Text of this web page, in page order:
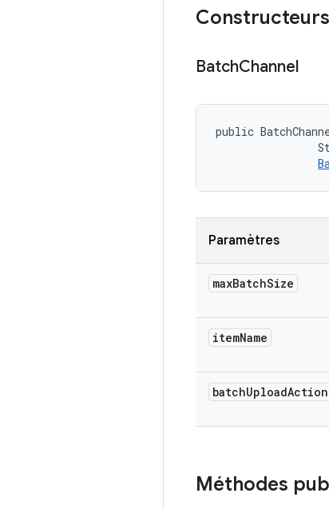
BatchChannel
public
Paramètres
maxBatchSize
itemName
batchUploadAction
Méthodes